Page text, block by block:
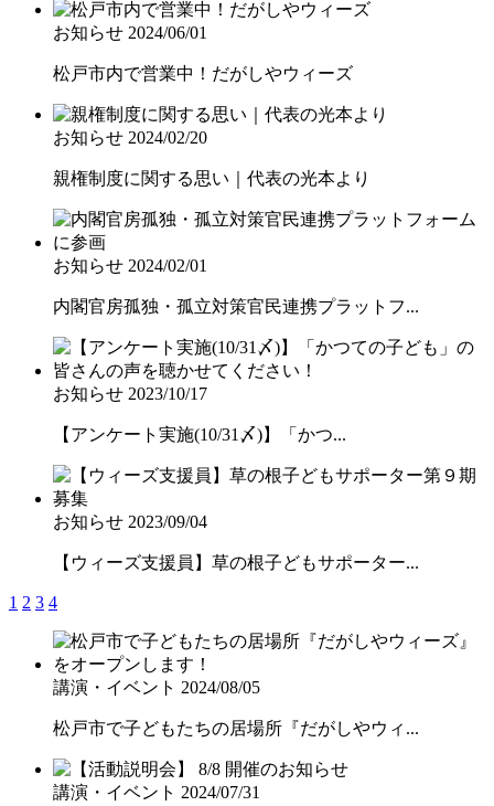
お知らせ 2024/06/01
松戸市内で営業中！だがしやウィーズ
お知らせ 2024/02/20
親権制度に関する思い｜代表の光本より
お知らせ 2024/02/01
内閣官房孤独・孤立対策官民連携プラットフ...
お知らせ 2023/10/17
【アンケート実施(10/31〆)】「かつ...
お知らせ 2023/09/04
【ウィーズ支援員】草の根子どもサポーター...
1 2 3 4
講演・イベント 2024/08/05
松戸市で子どもたちの居場所『だがしやウィ...
講演・イベント 2024/07/31